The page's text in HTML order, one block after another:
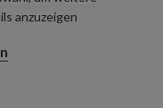
anzuzeigen